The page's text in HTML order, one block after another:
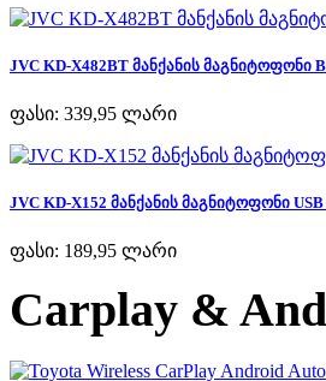
JVC KD-X482BT მანქანის მაგნიტოფონი
ფასი: 339,95 ლარი
JVC KD-X152 მანქანის მაგნიტოფონი
ფასი: 189,95 ლარი
Carplay &